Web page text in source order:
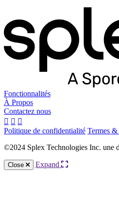
Fonctionnalités
À Propos
Contactez nous
Politique de confidentialité Termes
©2024 Splex Technologies Inc. une
Close Expand